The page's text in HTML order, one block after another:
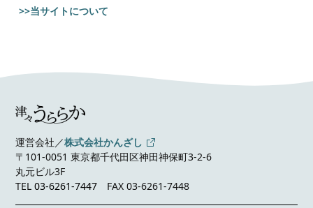
>>当サイトについて
運営会社／株式会社かんざし
〒101-0051 東京都千代田区神田神保町3-2-6
丸元ビル3F
TEL03-6261-7447 FAX 03-6261-7448